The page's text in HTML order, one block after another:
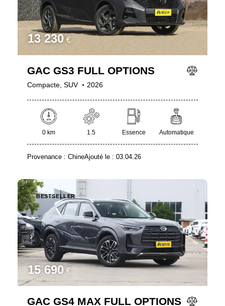
13 230 €
GAC GS3 FULL OPTIONS
Compacte,SUV 2026
0 km 1.5 Essence Automatique
Provenance : ChineAjouté le : 03.04.26
BESTSELLER
15 690 €
GAC GS4 MAX FULL OPTIONS